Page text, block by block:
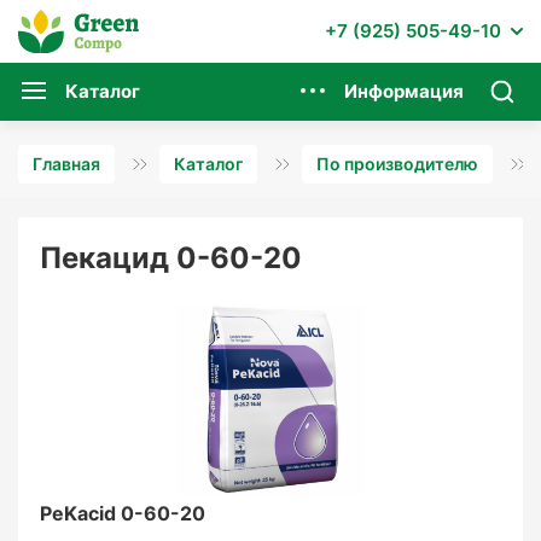
+7 (925) 505-49-10
Каталог Информация
Главная Каталог По производителю
Пекацид 0-60-20
PeKacid 0-60-20